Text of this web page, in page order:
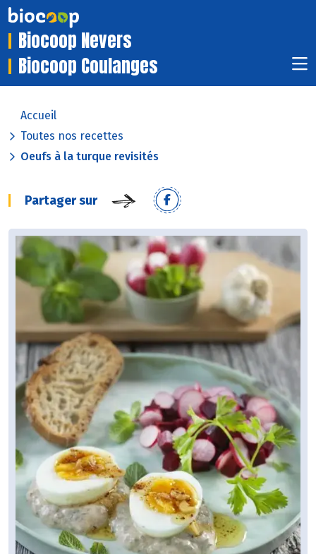
Biocoop Nevers
Biocoop Coulanges
Accueil
Toutes nos recettes
Oeufs à la turque revisités
Partager sur